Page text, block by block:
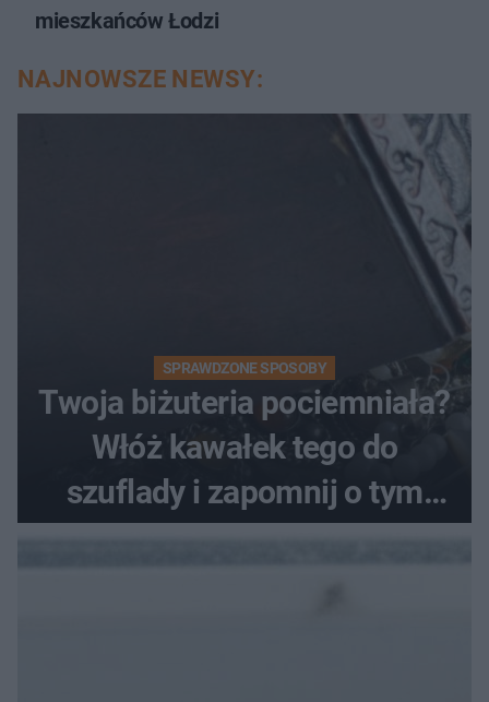
mieszkańców Łodzi
NAJNOWSZE NEWSY:
SPRAWDZONE SPOSOBY
Twoja biżuteria pociemniała?
Włóż kawałek tego do
szuflady i zapomnij o tym
problemie. Sposób na